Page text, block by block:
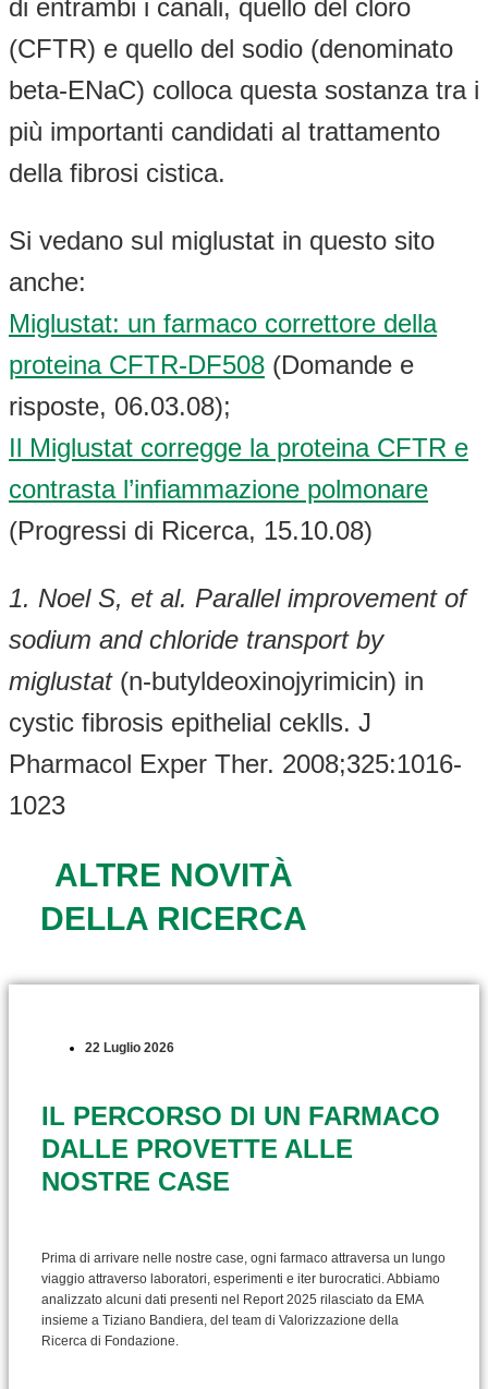
di entrambi i canali, quello del cloro
(CFTR) e quello del sodio (denominato
beta-ENaC) colloca questa sostanza tra i
più importanti candidati al trattamento
della fibrosi cistica.
Si vedano sul miglustat in questo sito
anche:
Miglustat: un farmaco correttore della
proteina CFTR-DF508 (Domande e
risposte, 06.03.08);
Il Miglustat corregge la proteina CFTR e
contrasta l’infiammazione polmonare
(Progressi di Ricerca, 15.10.08)
1. Noel S, et al. Parallel improvement of
sodium and chloride transport by
miglustat (n-butyldeoxinojyrimicin) in
cystic fibrosis epithelial ceklls. J
Pharmacol Exper Ther. 2008;325:1016-
1023
ALTRE NOVITÀ
DELLA RICERCA
22 Luglio 2026
IL PERCORSO DI UN FARMACO
DALLE PROVETTE ALLE
NOSTRE CASE
Prima di arrivare nelle nostre case, ogni farmaco attraversa un lungo
viaggio attraverso laboratori, esperimenti e iter burocratici. Abbiamo
analizzato alcuni dati presenti nel Report 2025 rilasciato da EMA
insieme a Tiziano Bandiera, del team di Valorizzazione della
Ricerca di Fondazione.